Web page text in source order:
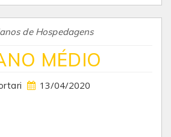
de Hospedagens
MÉDIO
13/04/2020